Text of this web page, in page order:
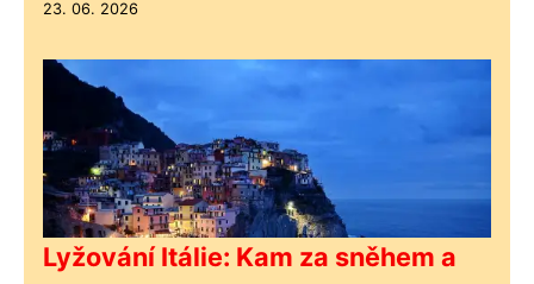
23. 06. 2026
Lyžování Itálie: Kam za sněhem a